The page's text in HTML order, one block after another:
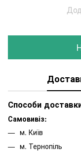
Способи
Самовивіз:
м. Київ
м. Тернопіль